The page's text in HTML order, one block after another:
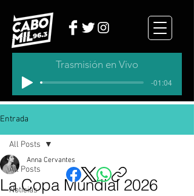
Trasmisión en Vivo
-01:04
Entrada
All Posts
Noticias
All Posts
La Copa Mundial 2026
Anna Cervantes